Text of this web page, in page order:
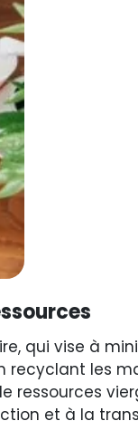
qui vise à
recyclant les
ressources
et à la